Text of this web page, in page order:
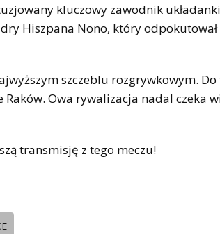
kluczowy zawodnik układanki
Hiszpana Nono, który
szczeblu rozgrywkowym.
Owa rywalizacja nadal czeka
transmisję z tego meczu!